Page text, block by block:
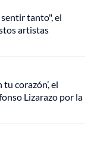
tanto", el
artistas
corazón’, el
Lizarazo por la